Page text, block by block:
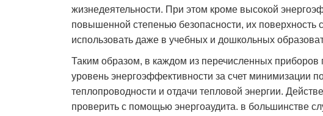
жизнедеятельности. При этом кроме высокой
повышенной степенью безопасности, их поверхность
использовать даже в учебных и дошкольных
Таким образом, в каждом из перечисленных приборов
уровень энергоэффективности за счет минимизации
теплопроводности и отдачи тепловой энергии.
проверить с помощью энергоаудита. в большинстве